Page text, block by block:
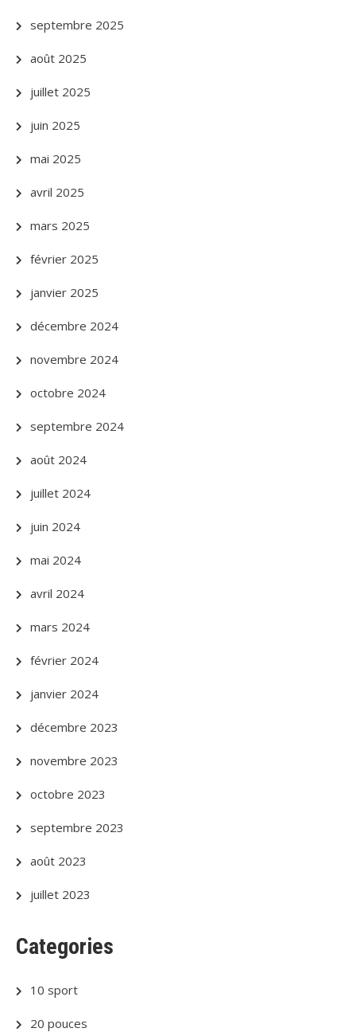
septembre 2025
août 2025
juillet 2025
juin 2025
mai 2025
avril 2025
mars 2025
février 2025
janvier 2025
décembre 2024
novembre 2024
octobre 2024
septembre 2024
août 2024
juillet 2024
juin 2024
mai 2024
avril 2024
mars 2024
février 2024
janvier 2024
décembre 2023
novembre 2023
octobre 2023
septembre 2023
août 2023
juillet 2023
Categories
10 sport
20 pouces